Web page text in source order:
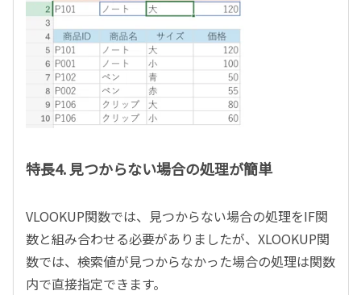
特長4. 見つからない場合の処理が簡単
VLOOKUP関数では、見つからない場合の処理をIF関
数と組み合わせる必要がありましたが、 XLOOKUP関
数では、検索値が見つからなかった場合の処理は関数
内で直接指定できます。